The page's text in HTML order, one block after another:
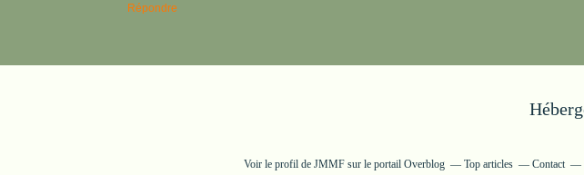
Répondre
Voir le profil de JMMF sur le portail Overblog Top articles Contact